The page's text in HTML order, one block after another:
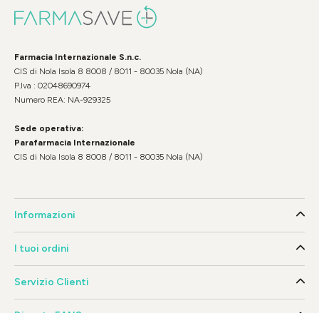
Farmacia Internazionale S.n.c.
CIS di Nola Isola 8 8008 / 8011 - 80035 Nola (NA)
P.Iva : 02048690974
Numero REA: NA-929325
Sede operativa:
Parafarmacia Internazionale
CIS di Nola Isola 8 8008 / 8011 - 80035 Nola (NA)
Informazioni
I tuoi ordini
Servizio Clienti